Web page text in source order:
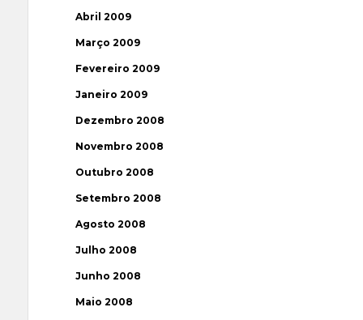
Abril 2009
Março 2009
Fevereiro 2009
Janeiro 2009
Dezembro 2008
Novembro 2008
Outubro 2008
Setembro 2008
Agosto 2008
Julho 2008
Junho 2008
Maio 2008